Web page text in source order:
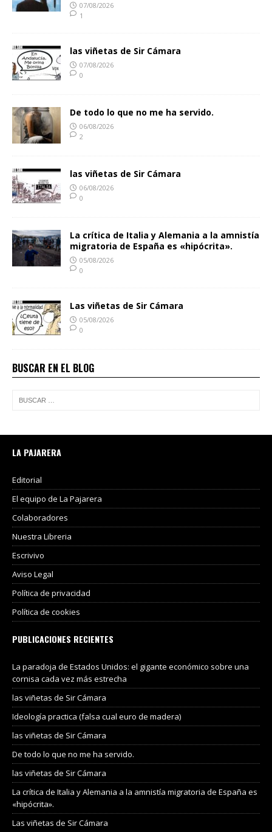
07/08/2026
1
las viñetas de Sir Cámara
07/08/2026
0
De todo lo que no me ha servido.
06/08/2026
2
las viñetas de Sir Cámara
06/08/2026
0
La crítica de Italia y Alemania a la amnistía
migratoria de España es «hipócrita».
05/08/2026
0
Las viñetas de Sir Cámara
05/08/2026
0
BUSCAR EN EL BLOG
LA PAJARERA
Editorial
El equipo de La Pajarera
Colaboradores
Nuestra Libreria
Escrivivo
Aviso Legal
Política de privacidad
Política de cookies
PUBLICACIONES RECIENTES
La paradoja de Estados Unidos: el gigante económico sobre una
cornisa cada vez más estrecha
las viñetas de Sir Cámara
Ideología practica (falsa cual euro de madera)
las viñetas de Sir Cámara
De todo lo que no me ha servido.
las viñetas de Sir Cámara
La crítica de Italia y Alemania a la amnistía migratoria de España es
«hipócrita».
Las viñetas de Sir Cámara